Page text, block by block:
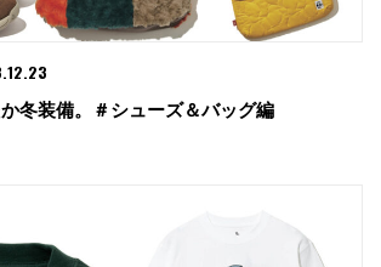
冬装備。＃シューズ＆バッグ編